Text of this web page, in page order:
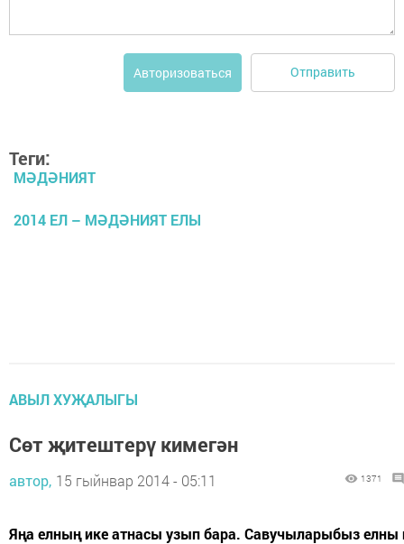
Авторизоваться Отправить
Теги:
МӘДӘНИЯТ
2014 ЕЛ – МӘДӘНИЯТ ЕЛЫ
АВЫЛ ХУҖАЛЫГЫ
Сөт җитештерү кимегән
автор, 15 гыйнвар 2014 - 05:11 1371
Яңа елның ике атнасы узып бара. Савучыларыбыз елны